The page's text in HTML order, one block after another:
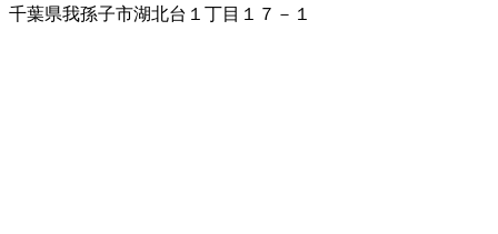
千葉県我孫子市湖北台１丁目１７－１